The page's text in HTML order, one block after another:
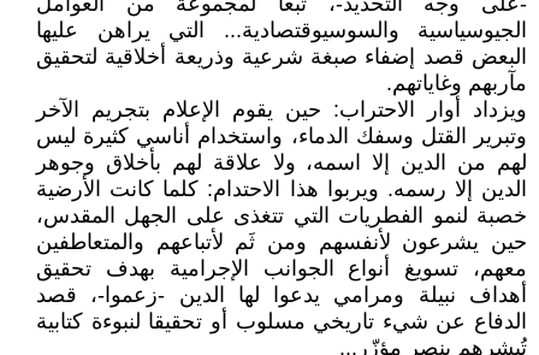
الجيوسياسية والسوسيوقتصادية... التي يراهن عليها
البعض قصد إضفاء صبغة شرعية وذريعة أخلاقية لتحقيق
مآربهم وغاياتهم.
ويزداد أوار الاحتراب: حين يقوم الإعلام بتجريم الآخر
وتبرير القتل وسفك الدماء، واستخدام أناسي كثيرة ليس
لهم من الدين إلا اسمه، ولا علاقة لهم بأخلاق وجوهر
الدين إلا رسمه. ويربوا هذا الاحتدام: كلما كانت الأرضية
خصبة لنمو الفطريات التي تتغذى على الجهل المقدس،
حين يشرعون لأنفسهم ومن ثَم لأتباعهم والمتعاطفين
معهم، تسويغ أنواع الجوانب الإجرامية بهدف تحقيق
أهداف نبيلة ومرامي يدعوا لها الدين -زعموا-، قصد
الدفاع عن شيء تاريخي مسلوب أو تحقيقا لنبوءة كتابية
تُبشرهم بنصر مؤزّر...